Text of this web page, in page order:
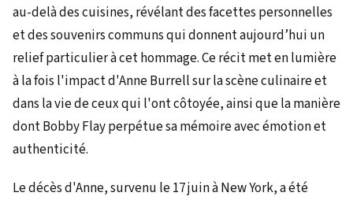
au-delà des cuisines, révélant des facettes personnelles
et des souvenirs communs qui donnent aujourd’hui un
relief particulier à cet hommage. Ce récit met en lumière
à la fois l'impact d'Anne Burrell sur la scène culinaire et
dans la vie de ceux qui l'ont côtoyée, ainsi que la manière
dont Bobby Flay perpétue sa mémoire avec émotion et
authenticité.
Le décès d'Anne, survenu le 17 juin à New York, a été